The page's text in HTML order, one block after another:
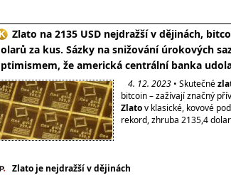
Zlato na 2135 USD nejdražší v dějinách,
za kus. Sázky na snižování úrokových
že americká centrální banka
4. 12. 2023 • Skutečné
bitcoin – zažívají značný
Zlatov klasické, kovové
rekord, zhruba 2135,4
Zlato je nejdražší v dějinách